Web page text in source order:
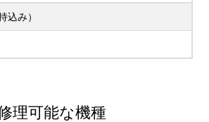
込み）
理可能な機種